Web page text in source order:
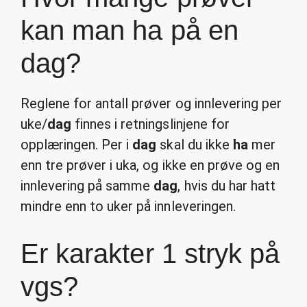
kan man ha på en
dag?
Reglene for antall prøver og innlevering per
uke/dag finnes i retningslinjene for
opplæringen. Per i dag skal du ikke hamer
enn tre prøver i uka, og ikke en prøve og en
innlevering på samme dag, hvis du har hatt
mindre enn to uker på innleveringen.
Er karakter 1 stryk på
vgs?